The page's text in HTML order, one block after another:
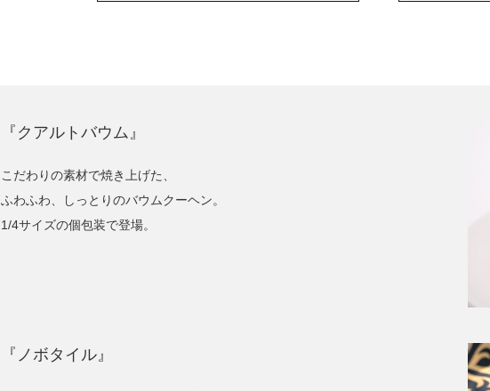
『クアルトバウム』
こだわりの素材で焼き上げた、
ふわふわ、しっとりのバウムクーヘン。
1/4サイズの個包装で登場。
『ノボタイル』